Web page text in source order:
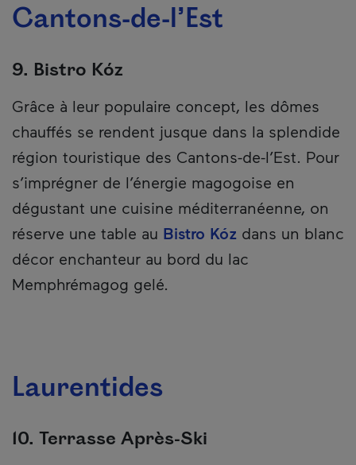
Cantons-de-l’Est
9. Bistro Kóz
Grâce à leur populaire concept, les dômes
chauffés se rendent jusque dans la splendide
région touristique des Cantons-de-l’Est. Pour
s’imprégner de l’énergie magogoise en
dégustant une cuisine méditerranéenne, on
réserve une table au Bistro Kóz dans un blanc
décor enchanteur au bord du lac
Memphrémagog gelé.
Laurentides
10. Terrasse Après-Ski